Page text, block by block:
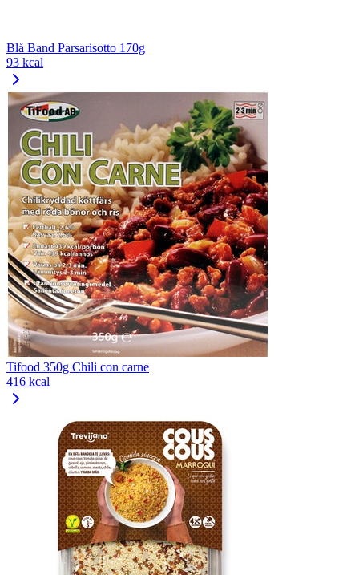
Blå Band Parsarisotto 170g
93 kcal
Tifood 350g Chili con carne
416 kcal